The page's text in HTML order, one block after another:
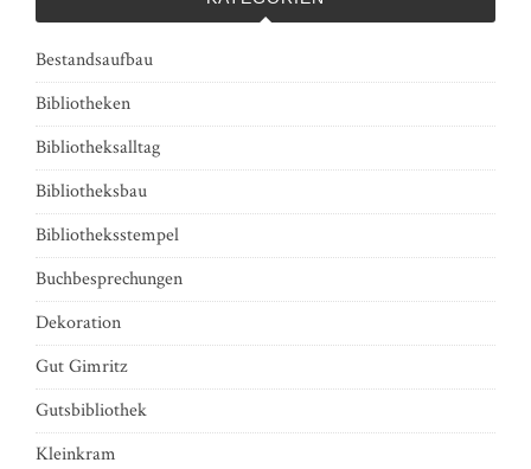
Bestandsaufbau
Bibliotheken
Bibliotheksalltag
Bibliotheksbau
Bibliotheksstempel
Buchbesprechungen
Dekoration
Gut Gimritz
Gutsbibliothek
Kleinkram